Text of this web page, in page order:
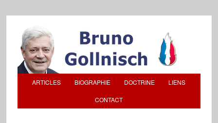
ARTICLES BIOGRAPHIE DOCTRINE LIENS
CONTACT